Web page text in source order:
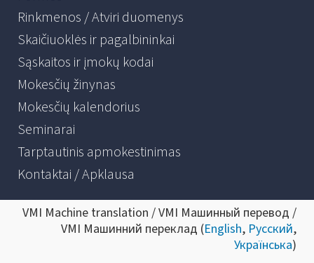
Rinkmenos / Atviri duomenys
Skaičiuoklės ir pagalbininkai
Sąskaitos ir įmokų kodai
Mokesčių žinynas
Mokesčių kalendorius
Seminarai
Tarptautinis apmokestinimas
Kontaktai / Apklausa
VMI Machine translation / VMI Машинный перевод /
VMI Машинний переклад (English, Русский,
Українська)